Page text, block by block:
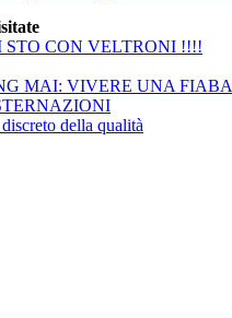
CON VELTRONI !!!!
MAI: VIVERE UNA
della qualità